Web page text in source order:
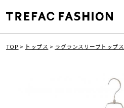
TOP > トップス > ラグランスリーブトップス